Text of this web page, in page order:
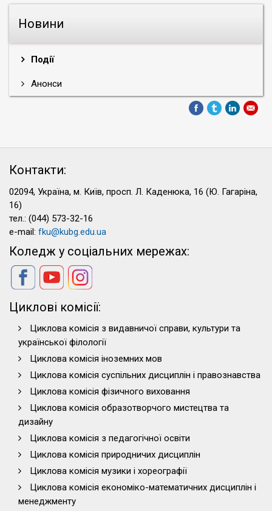
Новини
Події
Анонси
Контакти:
02094, Україна, м. Київ, просп. Л. Каденюка, 16 (Ю. Гагаріна,
16)
тел.: (044) 573-32-16
e-mail: fku@kubg.edu.ua
Коледж у соціальних мережах:
Циклові комісії:
Циклова комісія з видавничої справи, культури та
української філології
Циклова комісія іноземних мов
Циклова комісія суспільних дисциплін і правознавства
Циклова комісія фізичного виховання
Циклова комісія образотворчого мистецтва та
дизайну
Циклова комісія з педагогічної освіти
Циклова комісія природничих дисциплін
Циклова комісія музики і хореографії
Циклова комісія економіко-математичних дисциплін і
менеджменту